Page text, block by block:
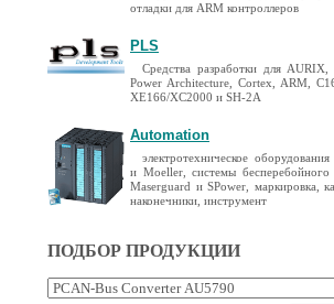
отладки для ARM контроллеров
PLS
Средства разработки для AURIX,
Power Architecture, Cortex, ARM,
XE166/XC2000 и SH-2A
Automation
электротехническое
и Moeller, системы бесперебойного
Maserguard и SPower, маркировка,
наконечники, инструмент
ПОДБОР ПРОДУКЦИИ